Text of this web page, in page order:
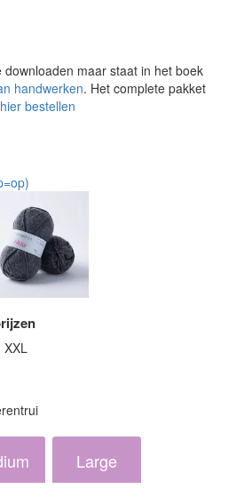
downloaden maar staat in het boek
handwerken. Het complete pakket
hier bestellen
Large